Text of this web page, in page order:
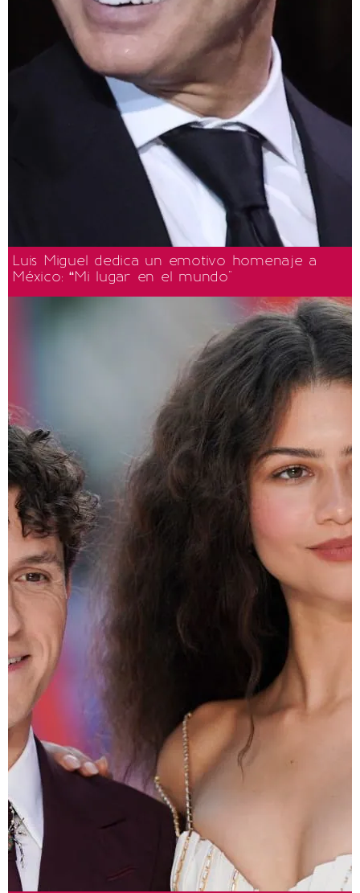
Luis Miguel dedica un emotivo homenaje a
México: “Mi lugar en el mundo"